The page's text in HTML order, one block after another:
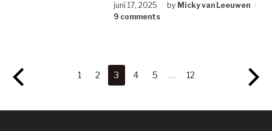
juni 17, 2025 by Micky van Leeuwen
9 comments
1 2 3 4 5 … 12